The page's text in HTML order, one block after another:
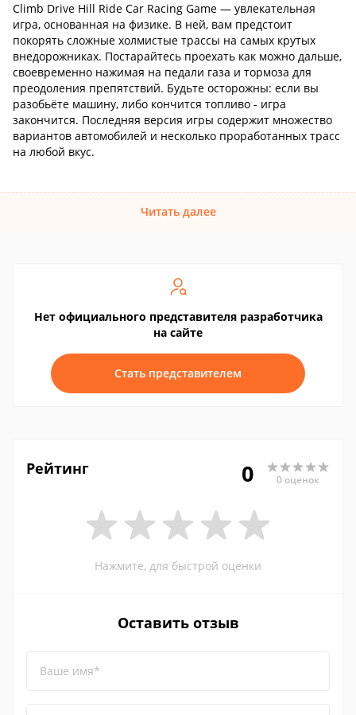
Climb Drive Hill Ride Car Racing Game — увлекательная
игра, основанная на физике. В ней, вам предстоит
покорять сложные холмистые трассы на самых крутых
внедорожниках. Постарайтесь проехать как можно дальше,
своевременно нажимая на педали газа и тормоза для
преодоления препятствий. Будьте осторожны: если вы
разобьёте машину, либо кончится топливо - игра
закончится. Последняя версия игры содержит множество
вариантов автомобилей и несколько проработанных трасс
на любой вкус.
Читать далее
Нет официального представителя разработчика
на сайте
Стать представителем
Рейтинг 0 0 оценок
Нажмите, для быстрой оценки
Оставить отзыв
Ваше имя*